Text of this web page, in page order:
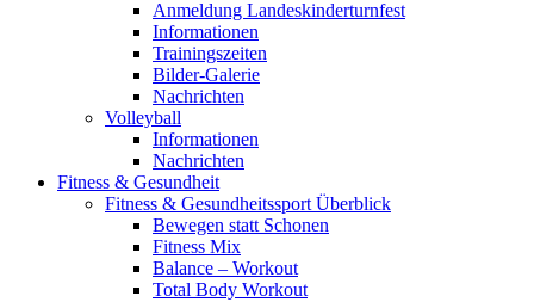
Anmeldung Landeskinderturnfest
Informationen
Trainingszeiten
Bilder-Galerie
Nachrichten
Volleyball
Informationen
Nachrichten
Fitness & Gesundheit
Fitness & Gesundheitssport Überblick
Bewegen statt Schonen
Fitness Mix
Balance – Workout
Total Body Workout